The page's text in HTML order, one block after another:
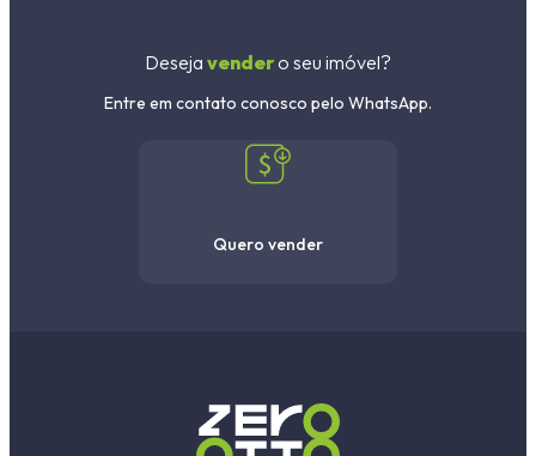
Deseja vendero seu imóvel?
Entre em contato conosco pelo WhatsApp.
Quero vender